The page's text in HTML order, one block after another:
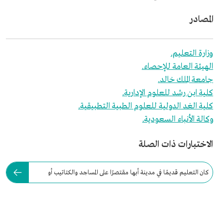
المصادر
وزارة التعليم.
الهيئة العامة للإحصاء.
جامعة الملك خالد.
كلية ابن رشد للعلوم الإدارية.
كلية الغد الدولية للعلوم الطبية التطبيقية.
وكالة الأنباء السعودية.
الاختبارات ذات الصلة
كان التعليم قديمًا في مدينة أبها مقتصرًا على المساجد والكتاتيب أو